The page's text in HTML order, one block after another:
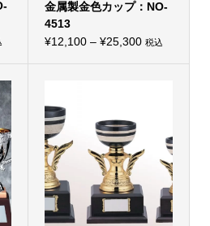
金属製金色カップ：NO-
4513
¥12,100 – ¥25,300価税込
の
は
複
数
の
バ
リ
エ
ー
シ
ョ
ン